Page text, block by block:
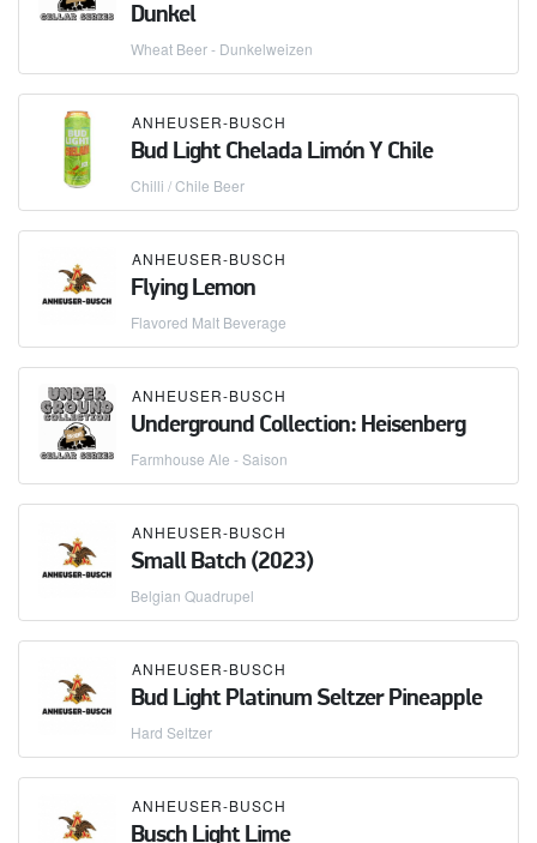
Dunkel
Wheat Beer - Dunkelweizen
ANHEUSER-BUSCH
Bud Light Chelada Limón Y Chile
Chilli / Chile Beer
ANHEUSER-BUSCH
Flying Lemon
Flavored Malt Beverage
ANHEUSER-BUSCH
Underground Collection: Heisenberg
Farmhouse Ale - Saison
ANHEUSER-BUSCH
Small Batch (2023)
Belgian Quadrupel
ANHEUSER-BUSCH
Bud Light Platinum Seltzer Pineapple
Hard Seltzer
ANHEUSER-BUSCH
Busch Light Lime